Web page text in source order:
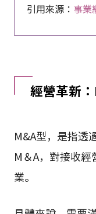
引用來源： 事業
經營革新
M&A型，是指透
M＆A，對接收
業。